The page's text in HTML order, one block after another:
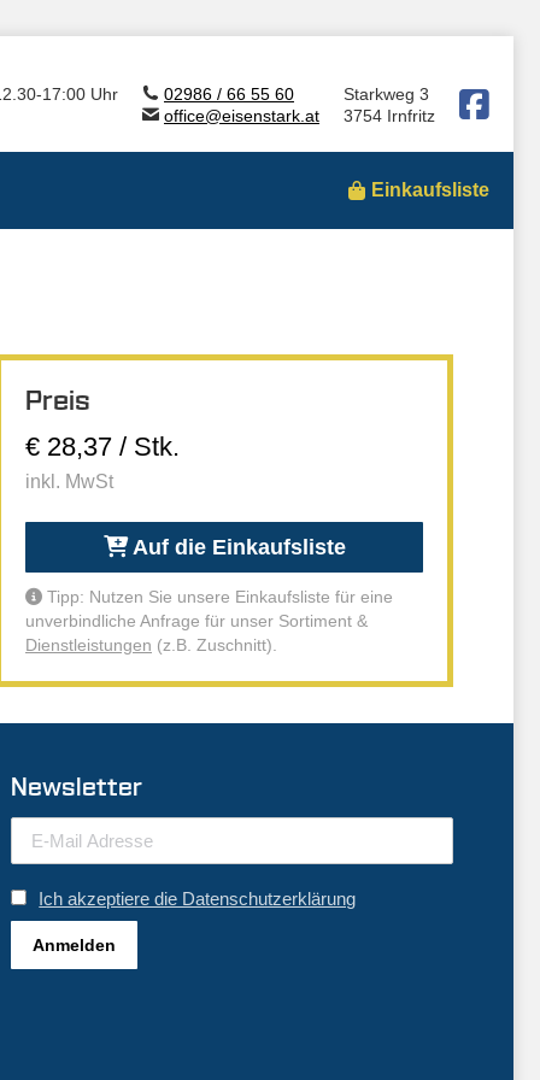
17:00 Uhr
02986 / 66 55 60
office@eisenstark.at
Starkweg 3
3754 Irnfritz
Einkaufsliste
Preis
€ 28,37 / Stk.
inkl. MwSt
Auf die Einkaufsliste
Tipp: Nutzen Sie unsere Einkaufsliste für eine
unverbindliche Anfrage für unser Sortiment &
Dienstleistungen (z.B. Zuschnitt).
Newsletter
Ich akzeptiere die Datenschutzerklärung